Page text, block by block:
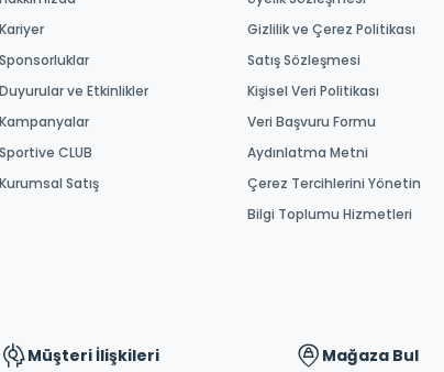
Kariyer
Sponsorluklar
Duyurular ve Etkinlikler
Kampanyalar
Sportive CLUB
Kurumsal Satış
Gizlilik ve Çerez Politikası
Satış Sözleşmesi
Kişisel Veri Politikası
Veri Başvuru Formu
Aydınlatma Metni
Çerez Tercihlerini Yönetin
Bilgi Toplumu Hizmetleri
Müşteri İlişkileri Mağaza Bul